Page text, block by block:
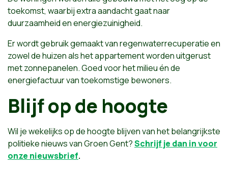
toekomst, waarbij extra aandacht gaat naar
duurzaamheid en energiezuinigheid.
Er wordt gebruik gemaakt van regenwaterrecuperatie en
zowel de huizen als het appartement worden uitgerust
met zonnepanelen. Goed voor het milieu én de
energiefactuur van toekomstige bewoners.
Blijf op de hoogte
Wil je wekelijks op de hoogte blijven van het belangrijkste
politieke nieuws van Groen Gent?Schrijf je dan in voor
onze nieuwsbrief.